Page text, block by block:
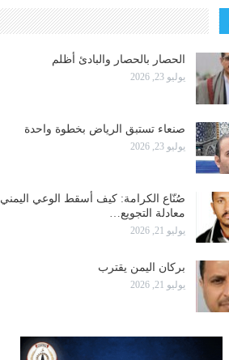
الحصار بالحصار والبادئ أظلم
يوليو 23, 2026
صنعاء تستبق الرياض بخطوة واحدة
يوليو 23, 2026
صُنّاع الكرامة: كيف أسقط الوعي اليمني
معادلة التجويع…
يوليو 21, 2026
بركان اليمن يقترب
يوليو 21, 2026